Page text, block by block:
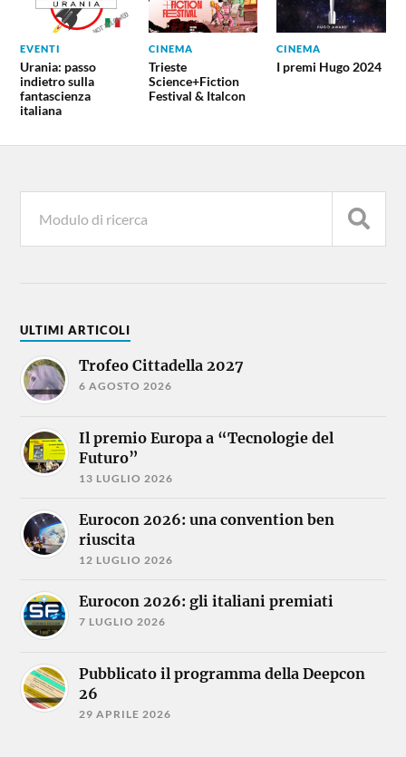
EVENTI
Urania: passo
indietro sulla
fantascienza
italiana
CINEMA
Trieste
Science+Fiction
Festival & Italcon
CINEMA
I premi Hugo 2024
ULTIMI ARTICOLI
Trofeo Cittadella 2027
6 AGOSTO 2026
Il premio Europa a “Tecnologie del
Futuro”
13 LUGLIO 2026
Eurocon 2026: una convention ben
riuscita
12 LUGLIO 2026
Eurocon 2026: gli italiani premiati
7 LUGLIO 2026
Pubblicato il programma della Deepcon
26
29 APRILE 2026